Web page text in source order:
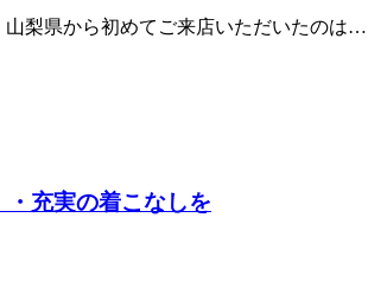
梨県から初めてご来店いただいたのは…
充実の着こなしを